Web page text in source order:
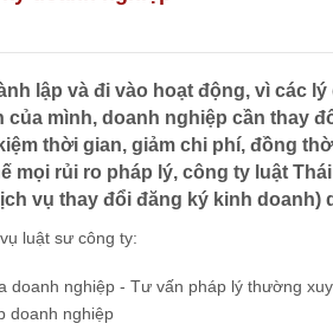
lập và đi vào hoạt động, vì các
của mình, doanh nghiệp cần thay
thời gian, giảm chi phí, đồng
mọi rủi ro pháp lý, công ty luật
vụ thay đổi đăng ký kinh doanh)
luật sư công ty:
doanh nghiệp - Tư vấn pháp lý thường
doanh nghiệp